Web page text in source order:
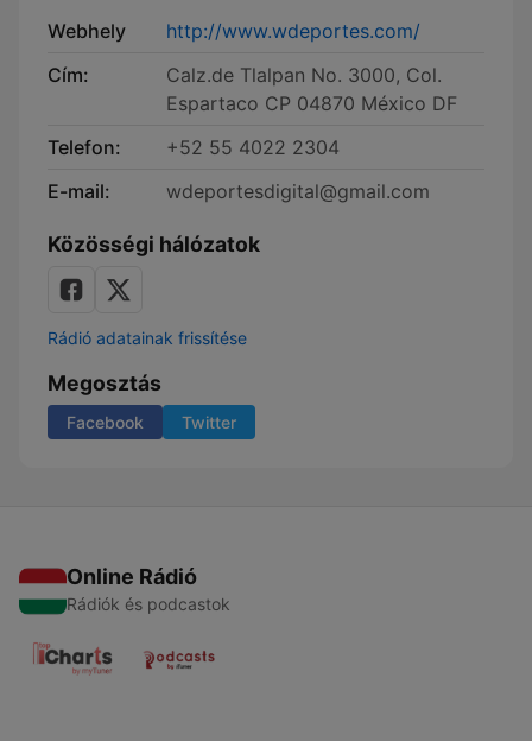
Webhely
http://www.wdeportes.com/
Cím:
Calz.de Tlalpan No. 3000, Col.
Espartaco CP 04870 México DF
Telefon:
+52 55 4022 2304
E-mail:
wdeportesdigital@gmail.com
Közösségi hálózatok
Rádió adatainak frissítése
Megosztás
Facebook Twitter
Online Rádió
Rádiók és podcastok